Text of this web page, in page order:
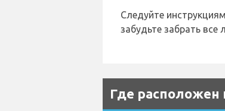
Следуйте
забудьте забрать
Где расположен